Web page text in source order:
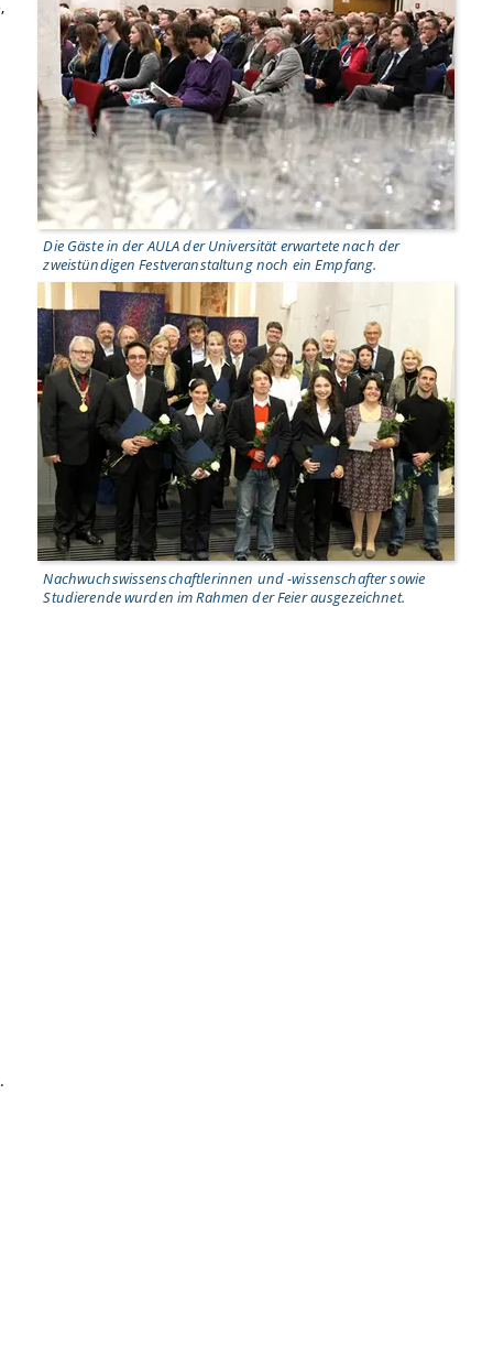
Die Gäste in der AULA der Universität erwartete nach der
zweistündigen Festveranstaltung noch ein Empfang.
Nachwuchswissenschaftlerinnen und -wissenschafter sowie
Studierende wurden im Rahmen der Feier ausgezeichnet.